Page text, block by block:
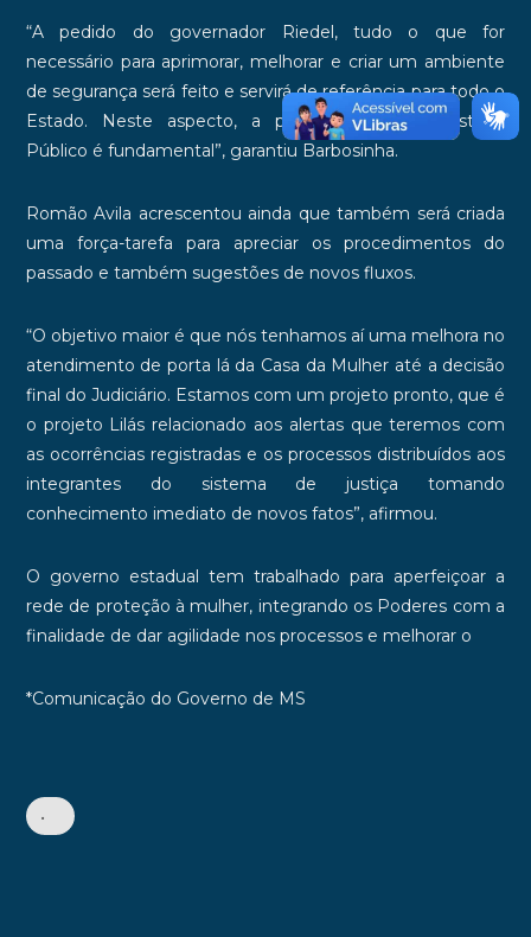
“A pedido do governador Riedel, tudo o que for
necessário para aprimorar, melhorar e criar um ambiente
de segurança será feito e servirá de referência para todo o
Estado. Neste aspecto, a participação do Ministério
Público é fundamental”, garantiu Barbosinha.
Romão Avila acrescentou ainda que também será criada
uma força-tarefa para apreciar os procedimentos do
passado e também sugestões de novos fluxos.
“O objetivo maior é que nós tenhamos aí uma melhora no
atendimento de porta lá da Casa da Mulher até a decisão
final do Judiciário. Estamos com um projeto pronto, que é
o projeto Lilás relacionado aos alertas que teremos com
as ocorrências registradas e os processos distribuídos aos
integrantes do sistema de justiça tomando
conhecimento imediato de novos fatos”, afirmou.
O governo estadual tem trabalhado para aperfeiçoar a
rede de proteção à mulher, integrando os Poderes com a
finalidade de dar agilidade nos processos e melhorar o
*Comunicação do Governo de MS
•